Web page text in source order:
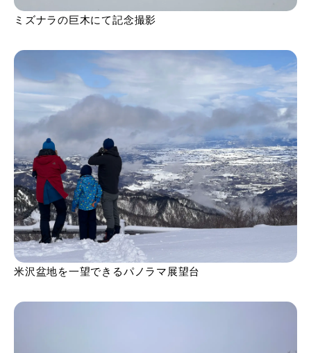
ミズナラの巨木にて記念撮影
米沢盆地を一望できるパノラマ展望台